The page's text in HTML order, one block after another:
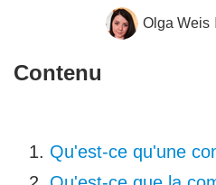
Olga Weis
Contenu
Qu'est-ce qu'une